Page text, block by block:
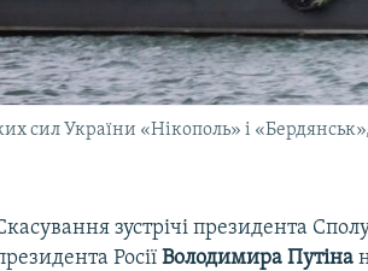
сил України «Нікополь» і
зустрічі президента
РосіїВолодимира Путіна